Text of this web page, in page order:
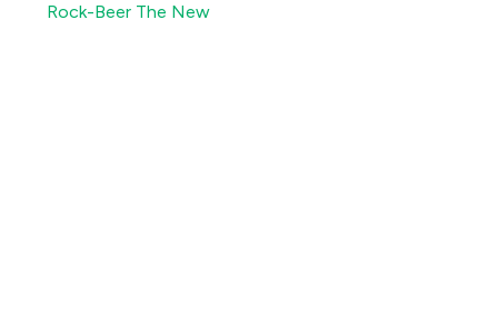
Rock-Beer The New